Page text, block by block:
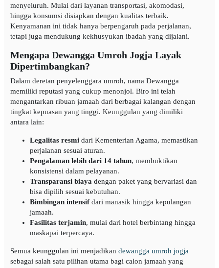
menyeluruh. Mulai dari layanan transportasi, akomodasi,
hingga konsumsi disiapkan dengan kualitas terbaik.
Kenyamanan ini tidak hanya berpengaruh pada perjalanan,
tetapi juga mendukung kekhusyukan ibadah yang dijalani.
Mengapa Dewangga Umroh Jogja Layak
Dipertimbangkan?
Dalam deretan penyelenggara umroh, nama Dewangga
memiliki reputasi yang cukup menonjol. Biro ini telah
mengantarkan ribuan jamaah dari berbagai kalangan dengan
tingkat kepuasan yang tinggi. Keunggulan yang dimiliki
antara lain:
Legalitas resmidari Kementerian Agama, memastikan
perjalanan sesuai aturan.
Pengalaman lebih dari 14 tahun, membuktikan
konsistensi dalam pelayanan.
Transparansi biaya dengan paket yang bervariasi dan
bisa dipilih sesuai kebutuhan.
Bimbingan intensifdari manasik hingga kepulangan
jamaah.
Fasilitas terjamin, mulai dari hotel berbintang hingga
maskapai terpercaya.
Semua keunggulan ini menjadikan dewangga umroh jogja
sebagai salah satu pilihan utama bagi calon jamaah yang